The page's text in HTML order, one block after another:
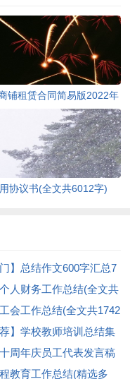
铺租赁合同简易版2022年
(全文共8189字)
协议书(全文共6012字)
门】总结作文600字汇总7
共4325字)
人财务工作总结(全文共
)会工作总结(全文共1742
荐】学校教师培训总结集
(全文共10697字)
周年庆员工代表发言稿
768字)
教育工作总结(精选多